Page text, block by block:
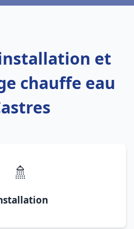
et
chauffe eau
🚿